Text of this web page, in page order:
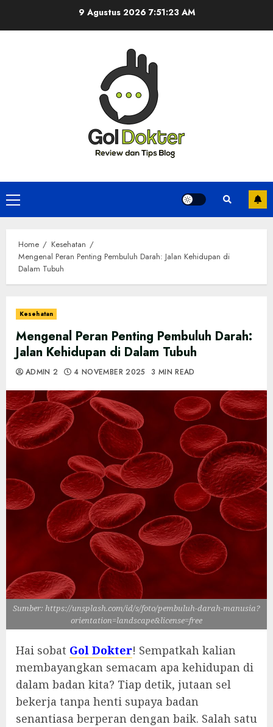
9 Agustus 2026 7:51:24 AM
Primary
Menu
Home
Kesehatan
Mengenal Peran Penting Pembuluh Darah: Jalan Kehidupan di
Dalam Tubuh
Kesehatan
Mengenal Peran Penting Pembuluh Darah:
Jalan Kehidupan di Dalam Tubuh
ADMIN 2 4 NOVEMBER 2025 3 MIN READ
Sumber: https://unsplash.com/id/s/foto/pembuluh-darah-manusia?
orientation=landscape&license=free
Hai sobat Gol Dokter! Sempatkah kalian
membayangkan semacam apa kehidupan di
dalam badan kita? Tiap detik, jutaan sel
bekerja tanpa henti supaya badan
senantiasa berperan dengan baik. Salah satu